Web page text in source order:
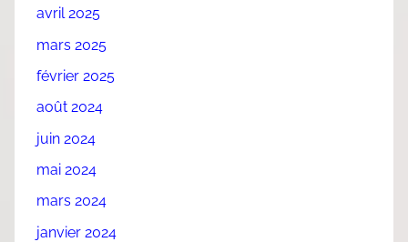
avril 2025
mars 2025
février 2025
août 2024
juin 2024
mai 2024
mars 2024
janvier 2024